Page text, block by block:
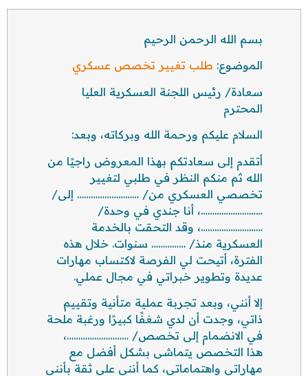
بسم الله الرحمن الرحيم
الموضوع: طلب تغيير تخصص عسكري
سعادة/ رئيس اللجنة العسكرية العليا
المحترم
السلام عليكم ورحمة الله وبركاته، وبعد:
أتقدم إلى سعادتكم بهذا المعروض راجيًا من
الله ثم منكم النظر في طلبي لتغيير
تخصصي العسكري من/ ……………………… إلى/
………………………، أنا جندي في وحدة/
………………………، وقد التحقت بالخدمة
العسكرية منذ/ …………… سنوات. خلال هذه
الفترة، أتيحت لي الفرصة لاكتساب مهارات
عديدة وتطوير خبراتي في مجال عملي.
إلا أنني، وبعد تجربة عملية متأنية وتقييم
ذاتي، وجدت أن لدي شغفًا كبيرًا ورغبة ملحة
في الانضمام إلى تخصص/ ………………………،
هذا التخصص يتماشى بشكل أفضل مع
مهاراتي واهتماماتي، كما أنني على ثقة بأنني